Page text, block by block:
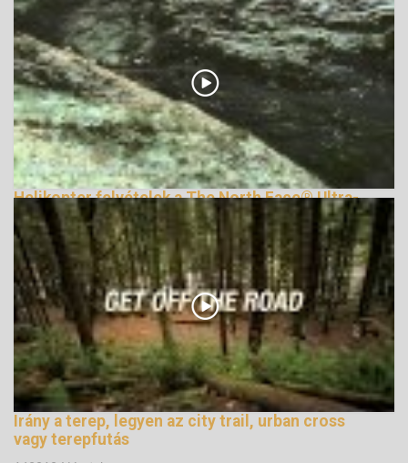
Helikopter felvételek a The North Face® Ultra-
Trail du Mont-Blanc® 2011-ről
169429 Nézetek
Irány a terep, legyen az city trail, urban cross
vagy terepfutás